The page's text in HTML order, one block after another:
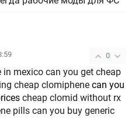
0
mexico can you get cheap
cheap clomiphene can you
cheap clomid without rx
pills can you buy generic